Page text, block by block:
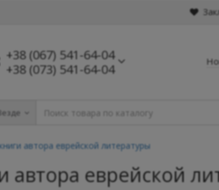
+38 (067) 541-64-04
+38 (073) 541-64-04
автора еврейской литературы
еврейской